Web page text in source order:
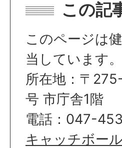
この記
このページは
当しています。
所在地：〒
号 市庁舎1階
電話：047-
キャッチボー